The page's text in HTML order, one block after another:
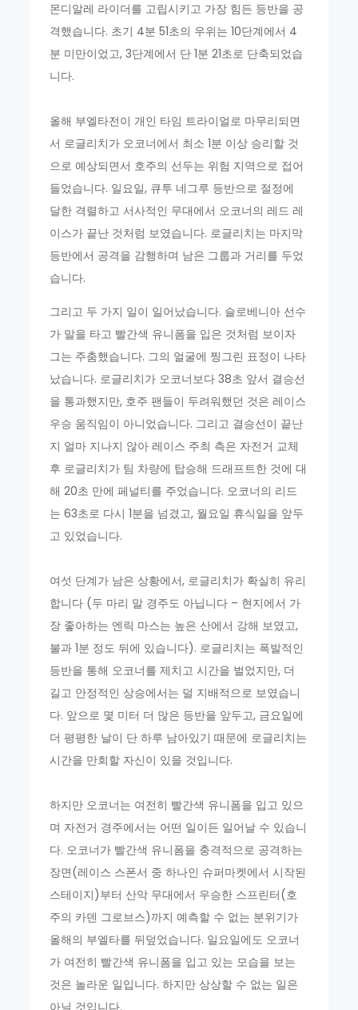
몬디알레 라이더를 고립시키고 가장 힘든 등반을 공
격했습니다. 초기 4분 51초의 우위는 10단계에서 4
분 미만이었고, 3단계에서 단 1분 21초로 단축되었습
니다.
올해 부엘타전이 개인 타임 트라이얼로 마무리되면
서 로글리치가 오코너에서 최소 1분 이상 승리할 것
으로 예상되면서 호주의 선두는 위험 지역으로 접어
들었습니다. 일요일, 큐투 네그루 등반으로 절정에
달한 격렬하고 서사적인 무대에서 오코너의 레드 레
이스가 끝난 것처럼 보였습니다. 로글리치는 마지막
등반에서 공격을 감행하며 남은 그룹과 거리를 두었
습니다.
그리고 두 가지 일이 일어났습니다. 슬로베니아 선수
가 말을 타고 빨간색 유니폼을 입은 것처럼 보이자
그는 주춤했습니다. 그의 얼굴에 찡그린 표정이 나타
났습니다. 로글리치가 오코너보다 38초 앞서 결승선
을 통과했지만, 호주 팬들이 두려워했던 것은 레이스
우승 움직임이 아니었습니다. 그리고 결승선이 끝난
지 얼마 지나지 않아 레이스 주최 측은 자전거 교체
후 로글리치가 팀 차량에 탑승해 드래프트한 것에 대
해 20초 만에 페널티를 주었습니다. 오코너의 리드
는 63초로 다시 1분을 넘겼고, 월요일 휴식일을 앞두
고 있었습니다.
여섯 단계가 남은 상황에서, 로글리치가 확실히 유리
합니다 (두 마리 말 경주도 아닙니다 – 현지에서 가
장 좋아하는 엔릭 마스는 높은 산에서 강해 보였고,
불과 1분 정도 뒤에 있습니다). 로글리치는 폭발적인
등반을 통해 오코너를 제치고 시간을 벌었지만, 더
길고 안정적인 상승에서는 덜 지배적으로 보였습니
다. 앞으로 몇 미터 더 많은 등반을 앞두고, 금요일에
더 평평한 날이 단 하루 남아있기 때문에 로글리치는
시간을 만회할 자신이 있을 것입니다.
하지만 오코너는 여전히 빨간색 유니폼을 입고 있으
며 자전거 경주에서는 어떤 일이든 일어날 수 있습니
다. 오코너가 빨간색 유니폼을 충격적으로 공격하는
장면(레이스 스폰서 중 하나인 슈퍼마켓에서 시작된
스테이지)부터 산악 무대에서 우승한 스프린터(호
주의 카덴 그로브스)까지 예측할 수 없는 분위기가
올해의 부엘타를 뒤덮었습니다. 일요일에도 오코너
가 여전히 빨간색 유니폼을 입고 있는 모습을 보는
것은 놀라운 일입니다. 하지만 상상할 수 없는 일은
아닐 것입니다.